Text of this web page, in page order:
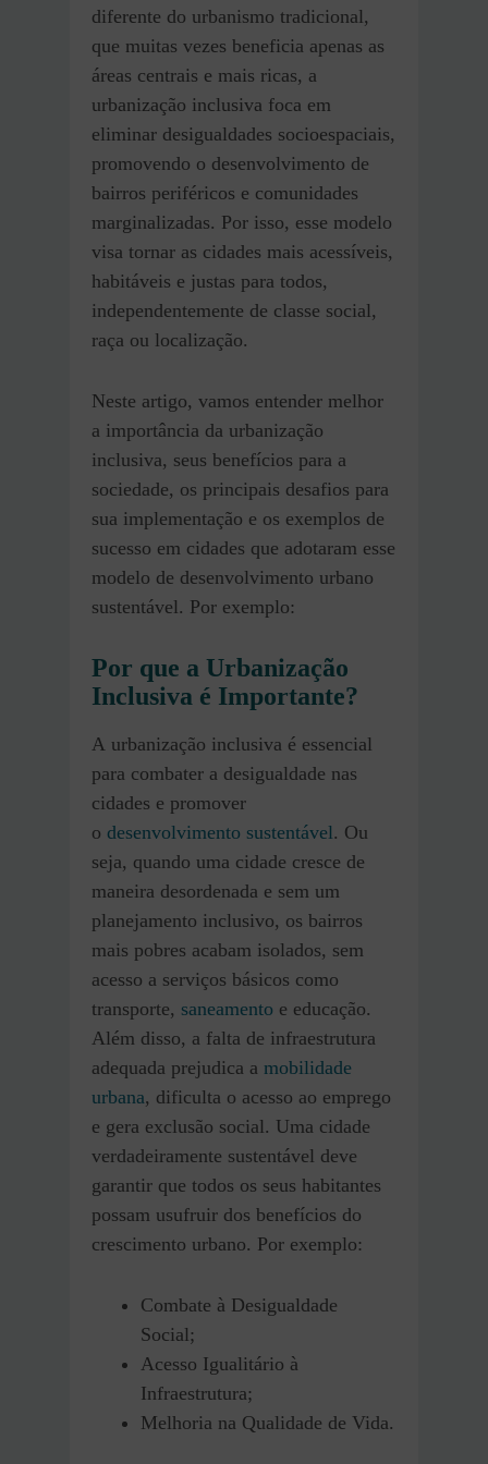
diferente do urbanismo tradicional,
que muitas vezes beneficia apenas as
áreas centrais e mais ricas, a
urbanização inclusiva foca em
eliminar desigualdades socioespaciais,
promovendo o desenvolvimento de
bairros periféricos e comunidades
marginalizadas. Por isso, esse modelo
visa tornar as cidades mais acessíveis,
habitáveis e justas para todos,
independentemente de classe social,
raça ou localização.
Neste artigo, vamos entender melhor
a importância da urbanização
inclusiva, seus benefícios para a
sociedade, os principais desafios para
sua implementação e os exemplos de
sucesso em cidades que adotaram esse
modelo de desenvolvimento urbano
sustentável. Por exemplo:
Por que a Urbanização
Inclusiva é Importante?
A urbanização inclusiva é essencial
para combater a desigualdade nas
cidades e promover
o desenvolvimento sustentável. Ou
seja, quando uma cidade cresce de
maneira desordenada e sem um
planejamento inclusivo, os bairros
mais pobres acabam isolados, sem
acesso a serviços básicos como
transporte, saneamento e educação.
Além disso, a falta de infraestrutura
adequada prejudica a mobilidade
urbana, dificulta o acesso ao emprego
e gera exclusão social. Uma cidade
verdadeiramente sustentável deve
garantir que todos os seus habitantes
possam usufruir dos benefícios do
crescimento urbano. Por exemplo:
Combate à Desigualdade
Social;
Acesso Igualitário à
Infraestrutura;
Melhoria na Qualidade de Vida.